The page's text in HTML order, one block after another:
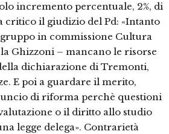
incremento percentuale, 2%, di
critico il giudizio del Pd: «Intanto
in commissione Cultura
Ghizzoni – mancano le risorse
dichiarazione di Tremonti,
E poi a guardare il merito,
di riforma perchè questioni
o il diritto allo studio
legge delega». Contrarietà